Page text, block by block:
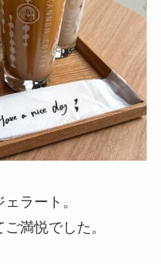
ラート。
満悦でした。